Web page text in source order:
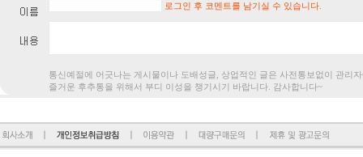
로그인 후 코멘트를 남기실 수 있습니다.
통신예절에 어긋나는 게시물이나 도배성글, 상업적인 글은 사전통
즐거운 후추통을 위해서 부디 이성을 챙기시기 바랍니다. 감사합니다~